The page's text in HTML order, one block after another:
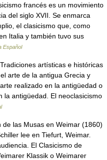
francés es un movimiento
del siglo XVII. Se enmarca
el clasicismo que, como
Italia y también tuvo sus
Español
artísticas e históricas
arte de la antigua Grecia y
realizado en la antigüedad o
la antigüedad. El neoclasicismo
las Musas en Weimar (1860)
lee en Tiefurt, Weimar.
El Clasicismo de
Klassik o Weimarer